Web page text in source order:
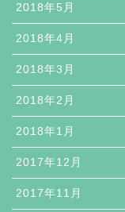
2018年5月
2018年4月
2018年3月
2018年2月
2018年1月
2017年12月
2017年11月